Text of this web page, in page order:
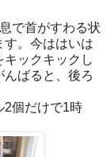
で首がすわる状
す。今ははいは
ックキックし
ばると、後ろ
2個だけで1時